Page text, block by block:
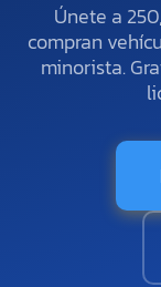
Únete a
compran
minorista.